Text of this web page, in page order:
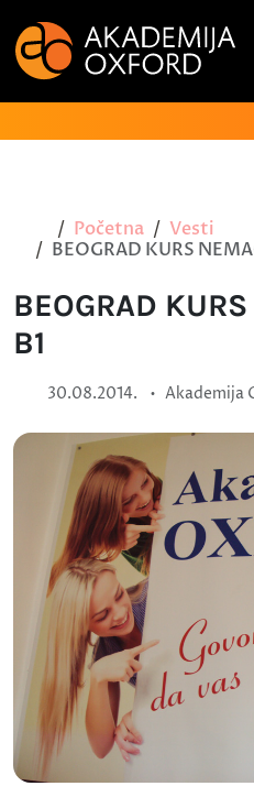
Početna
Vesti
BEOGRAD KURS
BEOGRAD
B1
30.08.2014. • Akademija